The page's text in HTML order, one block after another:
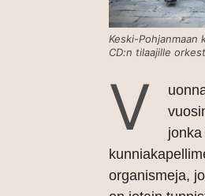
Keski-Pohjanmaan
CD:n tilaajille
V
organismeja,